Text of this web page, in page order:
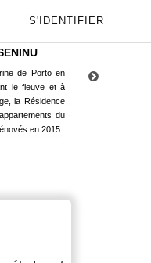
S'IDENTIFIER
de Porto en
le fleuve et à
la Résidence
du
en 2015.